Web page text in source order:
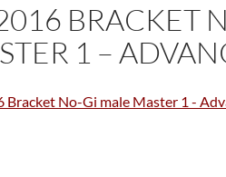
BRACKET
1 –
Bracket No-Gi male Master 1 -